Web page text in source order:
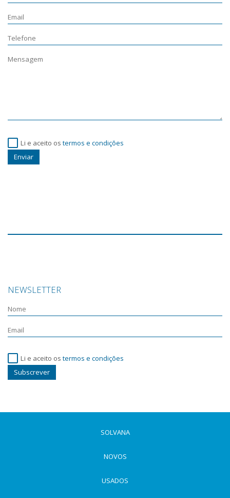
Li e aceito os termos e condições
Enviar
NEWSLETTER
Li e aceito os termos e condições
Subscrever
SOLVANA
NOVOS
USADOS